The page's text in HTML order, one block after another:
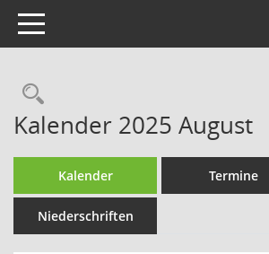
Toggle navigation
Rechercheauswahl
Kalender 2025 August
Kalender Termine
Niederschriften